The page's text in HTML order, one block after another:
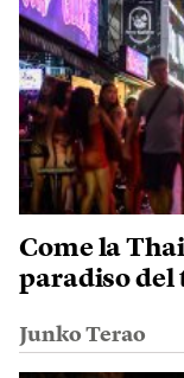
Come la
paradiso del
Junko Terao